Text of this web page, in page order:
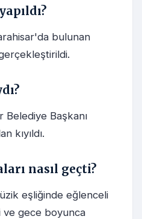
bulunan
Belediye Başkanı
kıyıldı.
nasıl geçti?
eşliğinde eğlenceli
ve gece boyunca